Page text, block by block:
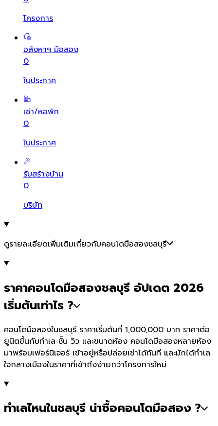
โครงการ
อสังหาฯ มือสอง
0
ใบประกาศ
เช่า/หอพัก
0
ใบประกาศ
รับสร้างบ้าน
0
บริษัท
ดูรายละเอียดเพิ่มเติมเกี่ยวกับคอนโดมือสองชลบุรี
ราคาคอนโดมือสองชลบุรี อัปเดต 2026
เริ่มต้นเท่าไร ?
คอนโดมือสองในชลบุรี ราคาเริ่มต้นที่ 1,000,000 บาท ราคาต่อ
ยูนิตขึ้นกับทำเล ชั้น วิว และขนาดห้อง คอนโดมือสองหลายห้อง
มาพร้อมเฟอร์นิเจอร์ เข้าอยู่หรือปล่อยเช่าได้ทันที และมักได้ทำเล
ใจกลางเมืองในราคาที่เข้าถึงง่ายกว่าโครงการใหม่
ทำเลไหนในชลบุรี น่าซื้อคอนโดมือสอง ?